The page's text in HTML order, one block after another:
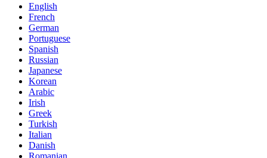
English
French
German
Portuguese
Spanish
Russian
Japanese
Korean
Arabic
Irish
Greek
Turkish
Italian
Danish
Romanian